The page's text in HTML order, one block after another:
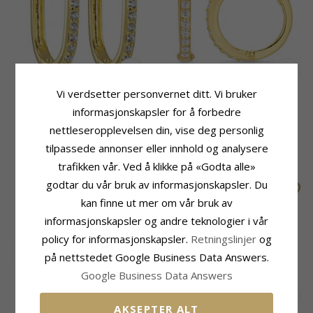
Zirkon creol i forgylt sølv -
Lumé Illume
CHANTI-pris
Zirkon creol i forgylt sølv -
Lumé Illume
CHANTI-pris
SALE
Vi verdsetter personvernet ditt. Vi bruker
informasjonskapsler for å forbedre
nettleseropplevelsen din, vise deg personlig
tilpassede annonser eller innhold og analysere
trafikken vår. Ved å klikke på «Godta alle»
godtar du vår bruk av informasjonskapsler. Du
kan finne ut mer om vår bruk av
informasjonskapsler og andre teknologier i vår
policy for informasjonskapsler. Retningslinjer og
på nettstedet Google Business Data Answers.
Google Business Data Answers
AKSEPTER ALT